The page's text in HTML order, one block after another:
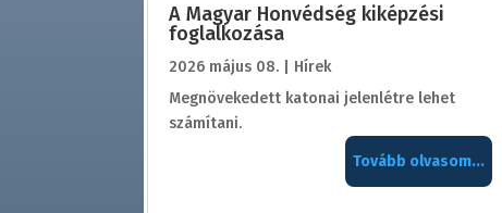
A Magyar Honvédség kiképzési
foglalkozása
2026 május 08.
Hírek
Megnövekedett katonai jelenlétre lehet
számítani.
Tovább olvasom...